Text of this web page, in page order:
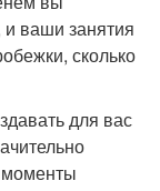
и ваши занятия
сколько
для вас
моменты